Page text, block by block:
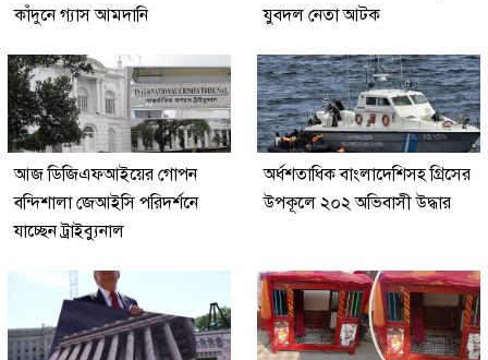
কাঁদুনে গ্যাস আমদানি
যুবদল নেতা আটক
আজ ডিজিএফআইয়ের গোপন
বন্দিশালা জেআইসি পরিদর্শনে
যাচ্ছেন ট্রাইব্যুনাল
অর্ধশতাধিক বাংলাদেশিসহ গ্রিসের
উপকূলে ২০২ অভিবাসী উদ্ধার